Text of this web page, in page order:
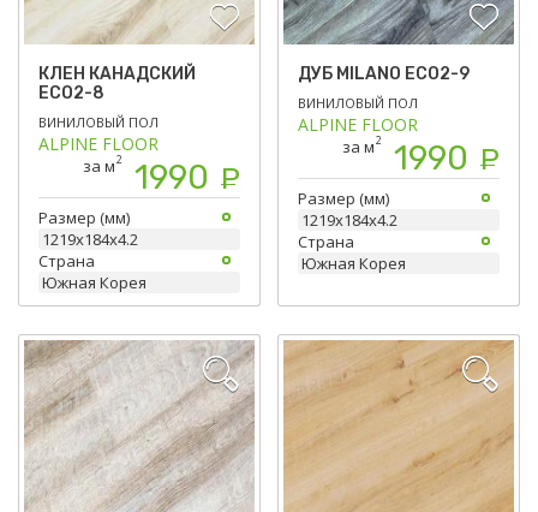
КЛЕН КАНАДСКИЙ
ЕСО2-8
ВИНИЛОВЫЙ ПОЛ
ALPINE FLOOR
за м2 1990 Р
Размер (мм)
1219х184х4.2
Страна
Южная Корея
ДУБ МILANO ЕСО2-9
ВИНИЛОВЫЙ ПОЛ
ALPINE FLOOR
за м2 1990 Р
Размер (мм)
1219х184х4.2
Страна
Южная Корея